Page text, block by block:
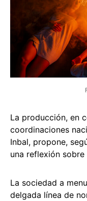
La producción, en
coordinaciones
Inbal, propone,
una reflexión
La sociedad a
delgada línea de